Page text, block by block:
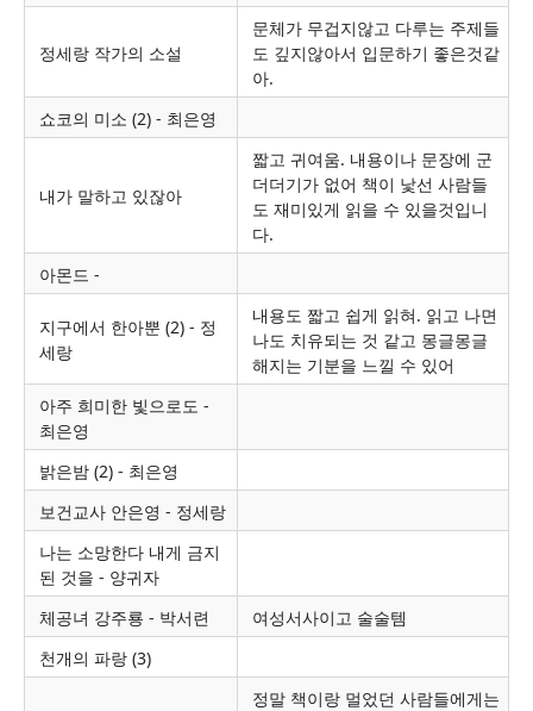
정세랑 작가의 소설
문체가 무겁지않고 다루는 주제들
도 깊지않아서 입문하기 좋은것같
아.
쇼코의 미소 (2) - 최은영
내가 말하고 있잖아
짧고 귀여움. 내용이나 문장에 군
더더기가 없어 책이 낯선 사람들
도 재미있게 읽을 수 있을것입니
다.
아몬드 -
지구에서 한아뿐 (2) - 정
세랑
내용도 짧고 쉽게 읽혀. 읽고 나면
나도 치유되는 것 같고 몽글몽글
해지는 기분을 느낄 수 있어
아주 희미한 빛으로도 -
최은영
밝은밤 (2) - 최은영
보건교사 안은영 - 정세랑
나는 소망한다 내게 금지
된 것을 - 양귀자
체공녀 강주룡 - 박서련
여성서사이고 술술템
천개의 파랑 (3)
정말 책이랑 멀었던 사람들에게는